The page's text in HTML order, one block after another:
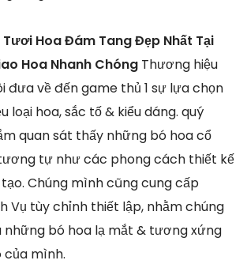
Hoa Đám Tang Đẹp Nhất Tại
Hoa Nhanh Chóng Thương hiệu
đưa về đến game thủ 1 sự lựa chọn
loại hoa, sắc tố & kiểu dáng. quý
quan sát thấy những bó hoa cổ
tự như các phong cách thiết kế
Chúng mình cũng cung cấp
Vụ tùy chỉnh thiết lập, nhằm chúng
bó hoa lạ mắt & tương xứng
của mình.